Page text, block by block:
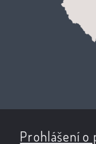
Prohlášení o